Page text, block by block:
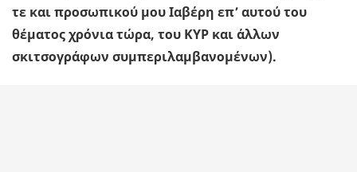
τε και προσωπικού μου Ιαβέρη επ’ αυτού του
θέματος χρόνια τώρα, του ΚΥΡ και άλλων
σκιτσογράφων συμπεριλαμβανομένων).